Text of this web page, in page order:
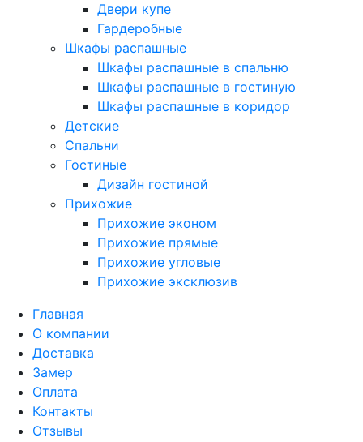
Двери купе
Гардеробные
Шкафы распашные
Шкафы распашные в спальню
Шкафы распашные в гостиную
Шкафы распашные в коридор
Детские
Спальни
Гостиные
Дизайн гостиной
Прихожие
Прихожие эконом
Прихожие прямые
Прихожие угловые
Прихожие эксклюзив
Главная
О компании
Доставка
Замер
Оплата
Контакты
Отзывы